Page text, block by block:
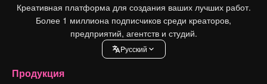
Креативная платформа для создания ваших лучших работ.
Более 1 миллиона подписчиков среди креаторов,
предприятий, агентств и студий.
Pусский
Продукция